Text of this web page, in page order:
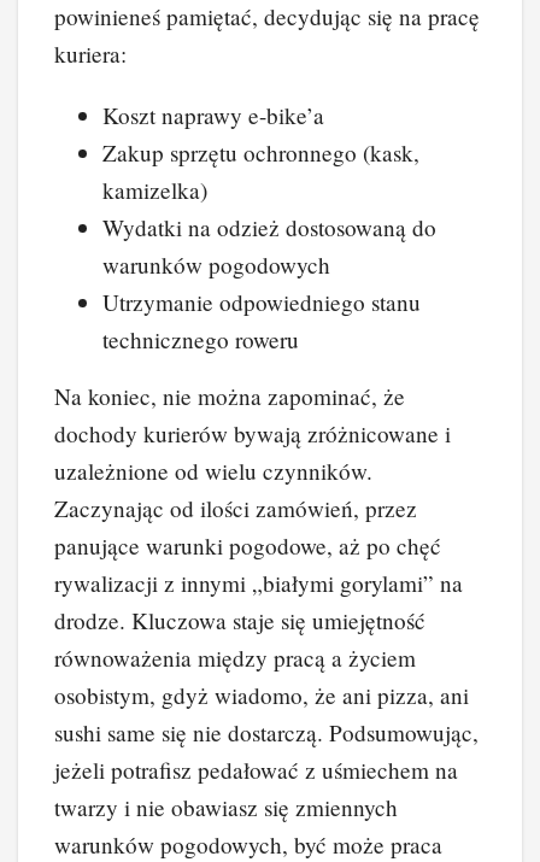
powinieneś pamiętać, decydując się na pracę
kuriera:
Koszt naprawy e-bike’a
Zakup sprzętu ochronnego (kask,
kamizelka)
Wydatki na odzież dostosowaną do
warunków pogodowych
Utrzymanie odpowiedniego stanu
technicznego roweru
Na koniec, nie można zapominać, że
dochody kurierów bywają zróżnicowane i
uzależnione od wielu czynników.
Zaczynając od ilości zamówień, przez
panujące warunki pogodowe, aż po chęć
rywalizacji z innymi „białymi gorylami” na
drodze. Kluczowa staje się umiejętność
równoważenia między pracą a życiem
osobistym, gdyż wiadomo, że ani pizza, ani
sushi same się nie dostarczą. Podsumowując,
jeżeli potrafisz pedałować z uśmiechem na
twarzy i nie obawiasz się zmiennych
warunków pogodowych, być może praca